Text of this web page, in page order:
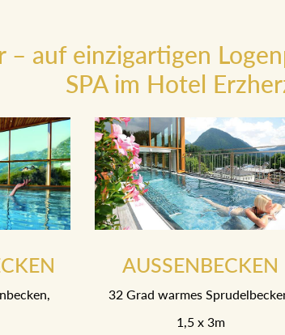
– auf einzigartigen
SPA im Hotel
AUSSENBECKEN
32 Grad warmes
1,5 x 3m